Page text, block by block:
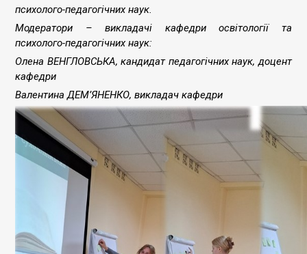
психолого-педагогічних наук.
Модератори – викладачі кафедри освітології та
психолого-педагогічних наук:
Олена ВЕНГЛОВСЬКА, кандидат педагогічних наук, доцент
кафедри
Валентина ДЕМ’ЯНЕНКО, викладач кафедри